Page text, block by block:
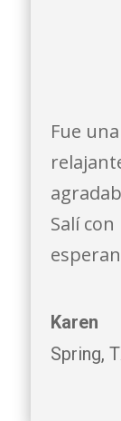
Fue
Salí
Karen
Spring,